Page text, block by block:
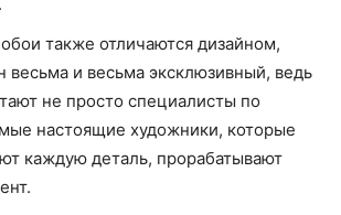
также отличаются дизайном,
весьма и весьма эксклюзивный, ведь
не просто специалисты по
настоящие художники, которые
каждую деталь, прорабатывают